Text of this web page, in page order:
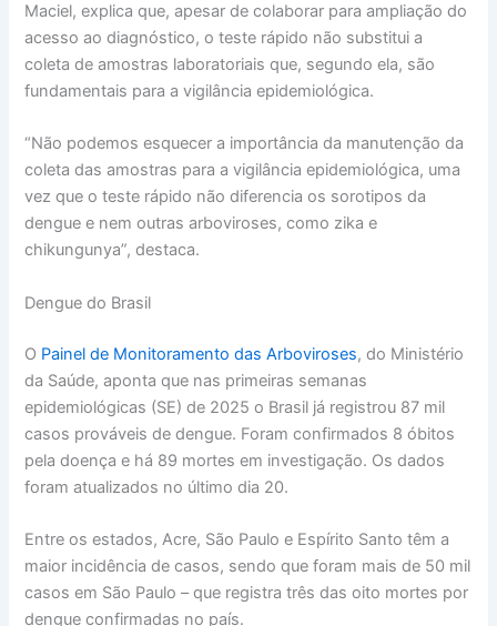
Maciel, explica que, apesar de colaborar para ampliação do
acesso ao diagnóstico, o teste rápido não substitui a
coleta de amostras laboratoriais que, segundo ela, são
fundamentais para a vigilância epidemiológica.
“Não podemos esquecer a importância da manutenção da
coleta das amostras para a vigilância epidemiológica, uma
vez que o teste rápido não diferencia os sorotipos da
dengue e nem outras arboviroses, como zika e
chikungunya”, destaca.
Dengue do Brasil
O Painel de Monitoramento das Arboviroses, do Ministério
da Saúde, aponta que nas primeiras semanas
epidemiológicas (SE) de 2025 o Brasil já registrou 87 mil
casos prováveis de dengue. Foram confirmados 8 óbitos
pela doença e há 89 mortes em investigação. Os dados
foram atualizados no último dia 20.
Entre os estados, Acre, São Paulo e Espírito Santo têm a
maior incidência de casos, sendo que foram mais de 50 mil
casos em São Paulo – que registra três das oito mortes por
dengue confirmadas no país.